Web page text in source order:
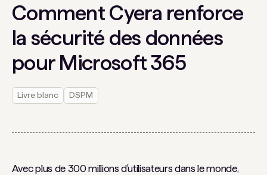
Comment Cyera renforce
la sécurité des données
pour Microsoft 365
Livre blanc DSPM
Avec plus de 300 millions d'utilisateurs dans le monde,